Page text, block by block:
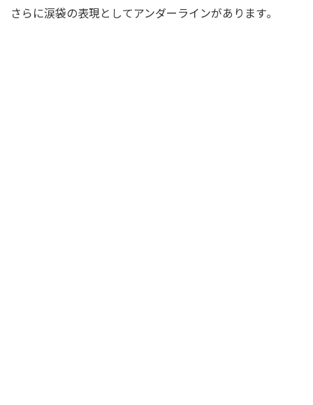
さらに涙袋の表現としてアンダーラインがあります｡